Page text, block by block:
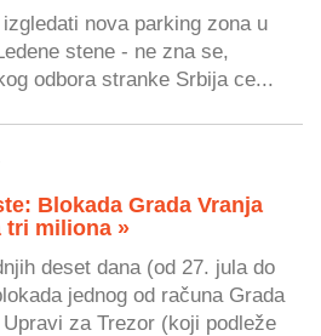
izgledati nova parking zona u
stene - ne zna se,
odbora stranke Srbija ce...
Blokada Grada Vranja
tri miliona »
deset dana (od 27. jula do
jednog od računa Grada
Upravi za Trezor (koji podleže